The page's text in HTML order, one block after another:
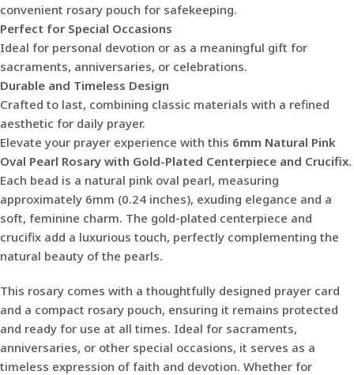
convenient rosary pouch for safekeeping.
Perfect for Special Occasions
Ideal for personal devotion or as a meaningful gift for
sacraments, anniversaries, or celebrations.
Durable and Timeless Design
Crafted to last, combining classic materials with a refined
aesthetic for daily prayer.
Elevate your prayer experience with this 6mm Natural Pink
Oval Pearl Rosary with Gold-Plated Centerpiece and Crucifix.
Each bead is a natural pink oval pearl, measuring
approximately 6mm (0.24 inches), exuding elegance and a
soft, feminine charm. The gold-plated centerpiece and
crucifix add a luxurious touch, perfectly complementing the
natural beauty of the pearls.
This rosary comes with a thoughtfully designed prayer card
and a compact rosary pouch, ensuring it remains protected
and ready for use at all times. Ideal for sacraments,
anniversaries, or other special occasions, it serves as a
timeless expression of faith and devotion. Whether for